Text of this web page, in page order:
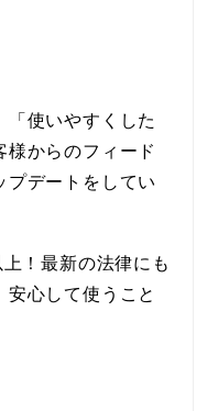
「使いやすくした
からのフィード
デートをしてい
上！最新の法律にも
心して使うこと